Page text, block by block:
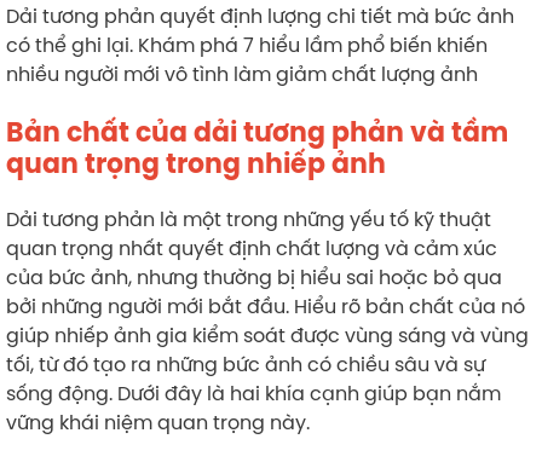
Dải tương phản quyết định lượng chi tiết mà bức ảnh
có thể ghi lại. Khám phá 7 hiểu lầm phổ biến khiến
nhiều người mới vô tình làm giảm chất lượng ảnh
Bản chất của dải tương phản và tầm
quan trọng trong nhiếp ảnh
Dải tương phản là một trong những yếu tố kỹ thuật
quan trọng nhất quyết định chất lượng và cảm xúc
của bức ảnh, nhưng thường bị hiểu sai hoặc bỏ qua
bởi những người mới bắt đầu. Hiểu rõ bản chất của nó
giúp nhiếp ảnh gia kiểm soát được vùng sáng và vùng
tối, từ đó tạo ra những bức ảnh có chiều sâu và sự
sống động. Dưới đây là hai khía cạnh giúp bạn nắm
vững khái niệm quan trọng này.